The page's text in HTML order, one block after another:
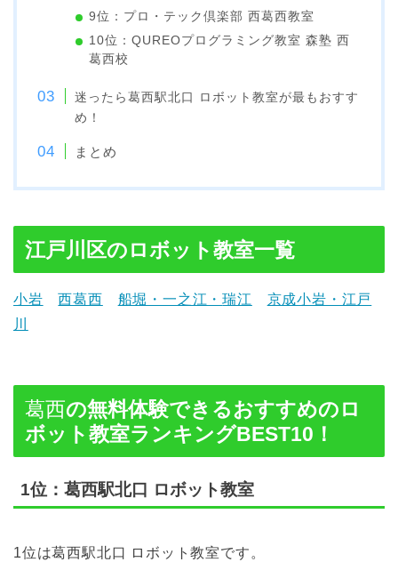
9位：プロ・テック倶楽部 西葛西教室
10位：QUREOプログラミング教室 森塾 西
葛西校
迷ったら葛西駅北口 ロボット教室が最もおすす
め！
まとめ
江戸川区のロボット教室一覧
小岩 西葛西 船堀・一之江・瑞江
京成小岩・江戸
川
葛西の無料体験できるおすすめのロ
ボット教室ランキングBEST10！
1位：葛西駅北口 ロボット教室
1位は葛西駅北口 ロボット教室です。